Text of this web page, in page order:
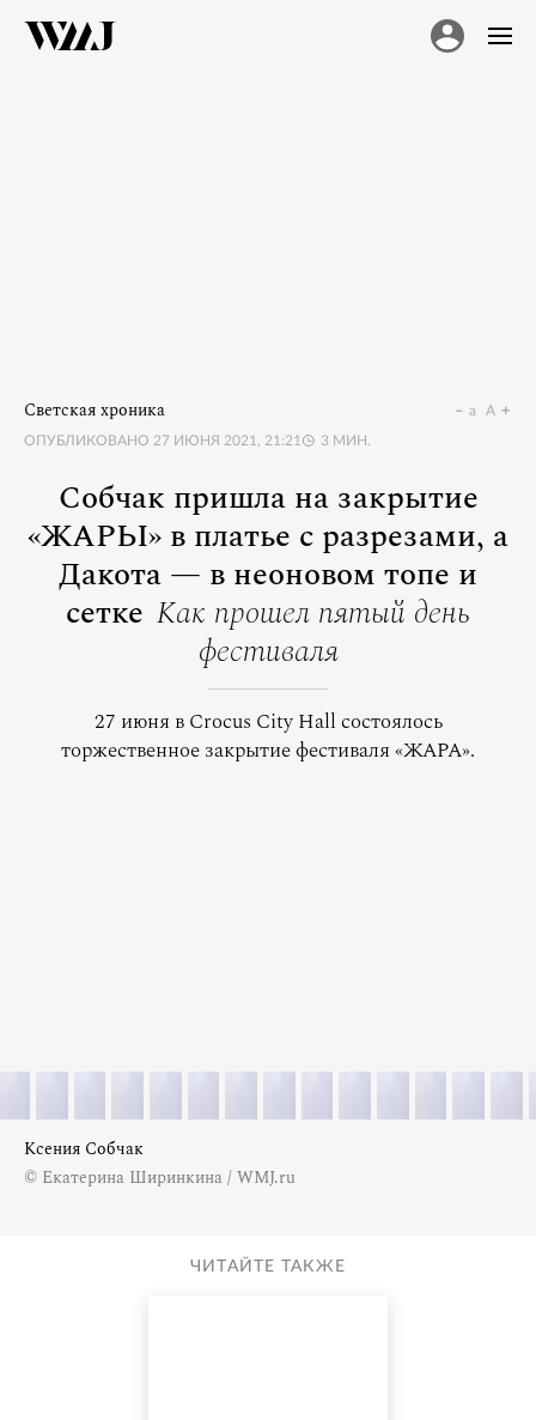
Светская хроника
ОПУБЛИКОВАНО 27 ИЮНЯ 2021, 21:21 3 МИН.
a A
Собчак пришла на закрытие
«ЖАРЫ» в платье с разрезами, а
Дакота — в неоновом топе и
сетке Как прошел пятый день
фестиваля
27 июня в Crocus City Hall состоялось
торжественное закрытие фестиваля «ЖАРА».
Ксения Собчак
© Екатерина Ширинкина / WMJ.ru
ЧИТАЙТЕ ТАКЖЕ